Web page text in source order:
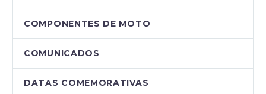
COMPONENTES DE MOTO
COMUNICADOS
DATAS COMEMORATIVAS